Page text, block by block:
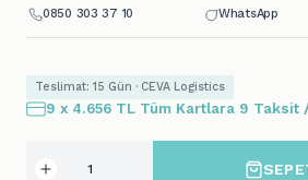
0850 303 37 10 WhatsApp
Teslimat: 15 Gün · CEVA Logistics
9 x 4.656 TL Tüm Kartlara 9 Taksit